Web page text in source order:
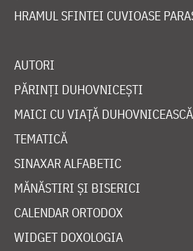
HRAMUL SFINTEI CUVIOASE
AUTORI
PĂRINȚI DUHOVNICEȘTI
MAICI CU VIAȚĂ DUHOVNICEASCĂ
TEMATICĂ
SINAXAR ALFABETIC
MĂNĂSTIRI ȘI BISERICI
CALENDAR ORTODOX
WIDGET DOXOLOGIA